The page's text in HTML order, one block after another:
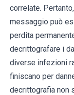
correlate.
messaggio può
perdita
decrittografare i
diverse infezioni
finiscano per
decrittografia non